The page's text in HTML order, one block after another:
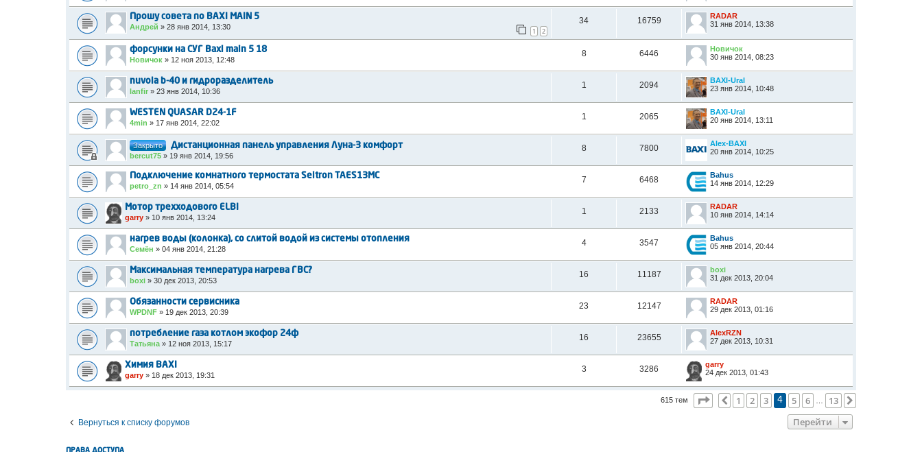
Прошу совета по BAXI MAIN 5
Андрей » 28 янв 2014, 13:30 1 2
34 16759
RADAR
31 янв 2014, 13:38
форсунки на СУГ Baxi main 5 18
Новичок » 12 ноя 2013, 12:48
8 6446
Новичок
30 янв 2014, 08:23
nuvola b-40 и гидроразделитель
lanfir » 23 янв 2014, 10:36
1 2094
BAXI-Ural
23 янв 2014, 10:48
WESTEN QUASAR D24-1F
4min » 17 янв 2014, 22:02
1 2065
BAXI-Ural
20 янв 2014, 13:11
Закрыто Дистанционная панель управления Луна-3 комфорт
bercut75 » 19 янв 2014, 19:56
8 7800
Alex-BAXI
20 янв 2014, 10:25
Подключение комнатного термостата Seitron TAES13MC
petro_zn » 14 янв 2014, 05:54
7 6468
Bahus
14 янв 2014, 12:29
Мотор трехходового ELBI
garry » 10 янв 2014, 13:24
1 2133
RADAR
10 янв 2014, 14:14
нагрев воды (колонка), со слитой водой из системы отопления
Семён » 04 янв 2014, 21:28
4 3547
Bahus
05 янв 2014, 20:44
Максимальная температура нагрева ГВС?
boxi » 30 дек 2013, 20:53
16 11187
boxi
31 дек 2013, 20:04
Обязанности сервисника
WPDNF » 19 дек 2013, 20:39
23 12147
RADAR
29 дек 2013, 01:16
потребление газа котлом экофор 24ф
Татьяна » 12 ноя 2013, 15:17
16 23655
AlexRZN
27 дек 2013, 10:31
Химия BAXI
garry » 18 дек 2013, 19:31
3 3286
garry
24 дек 2013, 01:43
615 тем Страница из 13
Пред.
1 2 3 4 5 6 13
Вернуться к списку форумов Перейти
ПРАВА ДОСТУПА